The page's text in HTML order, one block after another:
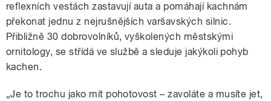
reflexních vestách zastavují auta a pomáhají kachnám
překonat jednu z nejrušnějších varšavských silnic.
Přibližně 30 dobrovolníků, vyškolených městskými
ornitology, se střídá ve službě a sleduje jakýkoli pohyb
kachen.
„Je to trochu jako mít pohotovost – zavoláte a musíte jet,